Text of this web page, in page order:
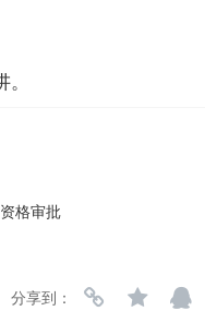
格审批
分享到：